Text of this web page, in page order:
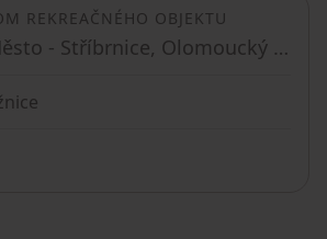
REKREAČNÉHO OBJEKTU
Staré Město - Stříbrnice, Olomoucký kraj